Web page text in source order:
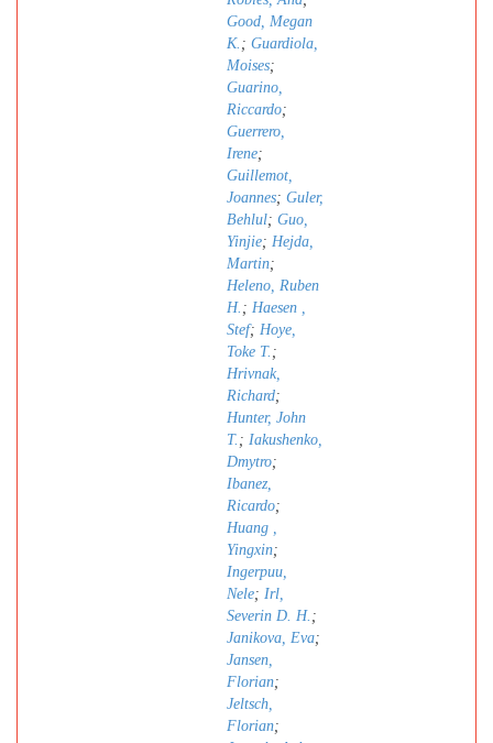
Good, Megan
K. ; Guardiola,
Moises;
Guarino,
Riccardo;
Guerrero,
Irene;
Guillemot,
Joannes; Guler,
Behlul; Guo,
Yinjie; Hejda,
Martin;
Heleno, Ruben
H. ; Haesen ,
Stef; Hoye,
Toke T. ;
Hrivnak,
Richard;
Hunter, John
T. ; Iakushenko,
Dmytro;
Ibanez,
Ricardo;
Huang ,
Yingxin;
Ingerpuu,
Nele; Irl,
Severin D. H. ;
Janikova, Eva;
Jansen,
Florian;
Jeltsch,
Florian;